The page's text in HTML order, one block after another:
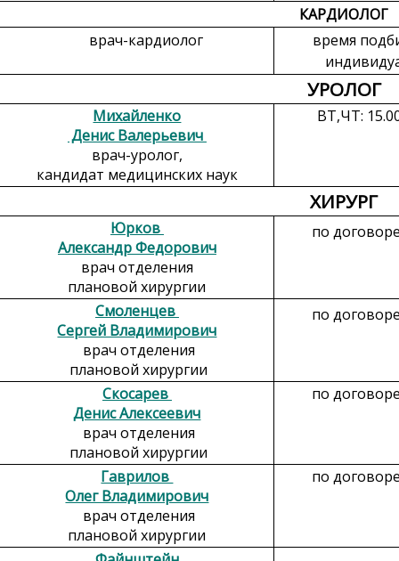
КАРДИОЛОГ
врач-кардиолог
время
УРОЛОГ
Михайленко
Денис Валерьевич
врач-уролог,
кандидат медицинских наук
ВТ,ЧТ:
ХИРУРГ
Юрков
Александр Федорович
врач отделения
плановой хирургии
по
Смоленцев
Сергей Владимирович
врач отделения
плановой хирургии
по
Скосарев
Денис Алексеевич
врач отделения
плановой хирургии
по
Гаврилов
Олег Владимирович
врач отделения
плановой хирургии
по